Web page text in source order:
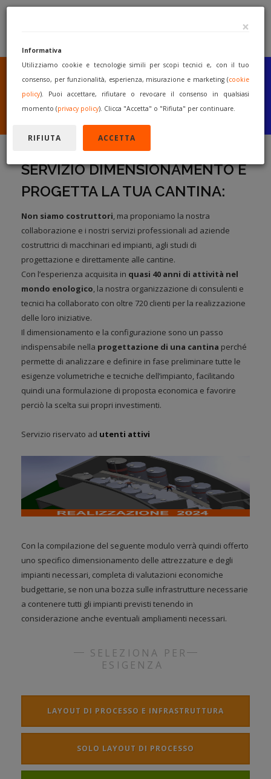
SEI UN COSTRUTTORE
O UN RIVENDITORE?
PUBBLICA GRATUITAMENTE
I TUOI MACCHINARI
INIZIA A VENDERE
SERVIZIO DIMENSIONAMENTO E
PROGETTA LA TUA CANTINA:
Non siamo costruttori, ma proponiamo la nostra
collaborazione e i nostri servizi professionali ad aziende
costruttrici di macchinari ed impianti, agli studi di
progettazione e direttamente alle cantine.
Con l’esperienza acquisita in quasi 40 anni di attività nel
mondo enologico, la nostra organizzazione di consulenti e
tecnici ha collaborato con oltre 720 clienti per la realizzazione
delle loro iniziative.
Il dimensionamento e la configurazione sono un passo
indispensabile nella progettazione di una cantina perché
permette di analizzare e definire in fase preliminare tutte le
esigenze volumetriche e tecniche dell’impianto, facilitando
quindi una formulazione di proposta economica e favorire
perciò la scelta sui propri investimenti.
Servizio riservato ad utenti attivi
Con la compilazione del seguente modulo verrà quindi offerto
uno specifico dimensionamento delle attrezzature e degli
impianti necessari, completa di valutazioni economiche
budgettarie, se non una bozza sulle infrastrutture necessarie
a contenere tutti gli impianti previsti tenendo in
considerazione anche eventuali ampliamenti necessari.
SELEZIONA PER
ESIGENZA
LAYOUT DI PROCESSO E INFRASTRUTTURA
SOLO LAYOUT DI PROCESSO
×
Informativa
Utilizziamo cookie e tecnologie simili per scopi tecnici e, con il tuo
consenso, per funzionalità, esperienza, misurazione e marketing (cookie
policy). Puoi accettare, rifiutare o revocare il consenso in qualsiasi
momento (privacy policy). Clicca "Accetta" o "Rifiuta" per continuare.
RIFIUTA ACCETTA